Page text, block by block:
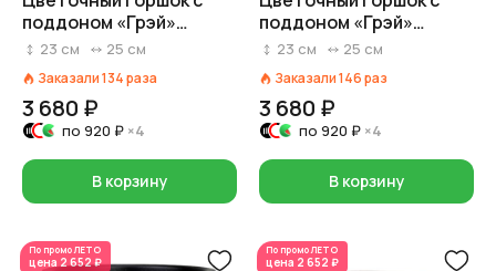
поддоном «Грэй»
(бетон), D25xH23,5см,
23 см 25 см
Заказали134раза
3 680 ₽
по 920 ₽ ×4
В корзину
поддоном «Грэй»
(бетон), D25xH23,5см,
23 см 25 см
Заказали146раз
3 680 ₽
по 920 ₽ ×4
В корзину
По промоЛЕТО
цена 2 652 ₽
По промоЛЕТО
цена 2 652 ₽